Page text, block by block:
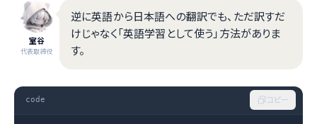
室谷
代表取締役
逆に英語から日本語への翻訳でも、ただ訳すだ
けじゃなく「英語学習として使う」方法がありま
す。
code コピー